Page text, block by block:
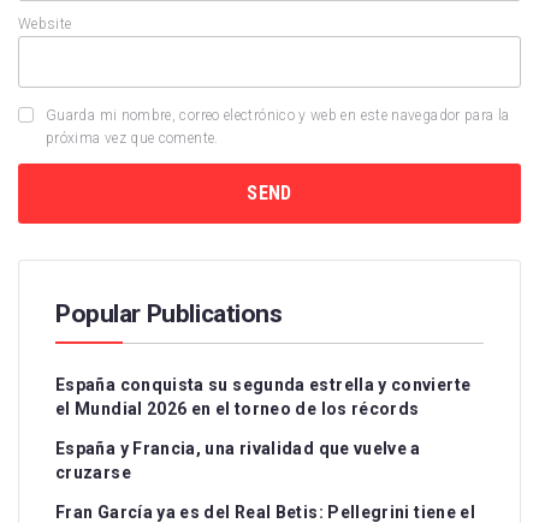
Website
Guarda mi nombre, correo electrónico y web en este navegador para la
próxima vez que comente.
Popular Publications
España conquista su segunda estrella y convierte
el Mundial 2026 en el torneo de los récords
España y Francia, una rivalidad que vuelve a
cruzarse
Fran García ya es del Real Betis: Pellegrini tiene el